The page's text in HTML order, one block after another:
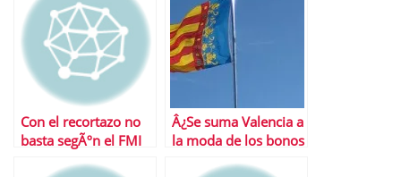
Con el recortazo no
basta segÃºn el FMI
Â¿Se suma Valencia a
la moda de los bonos